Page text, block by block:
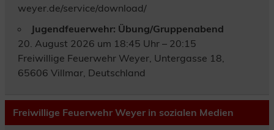
weyer.de/service/download/
Jugendfeuerwehr: Übung/Gruppenabend
20. August 2026 um 18:45 Uhr – 20:15
Freiwillige Feuerwehr Weyer, Untergasse 18,
65606 Villmar, Deutschland
Freiwillige Feuerwehr Weyer in sozialen Medien